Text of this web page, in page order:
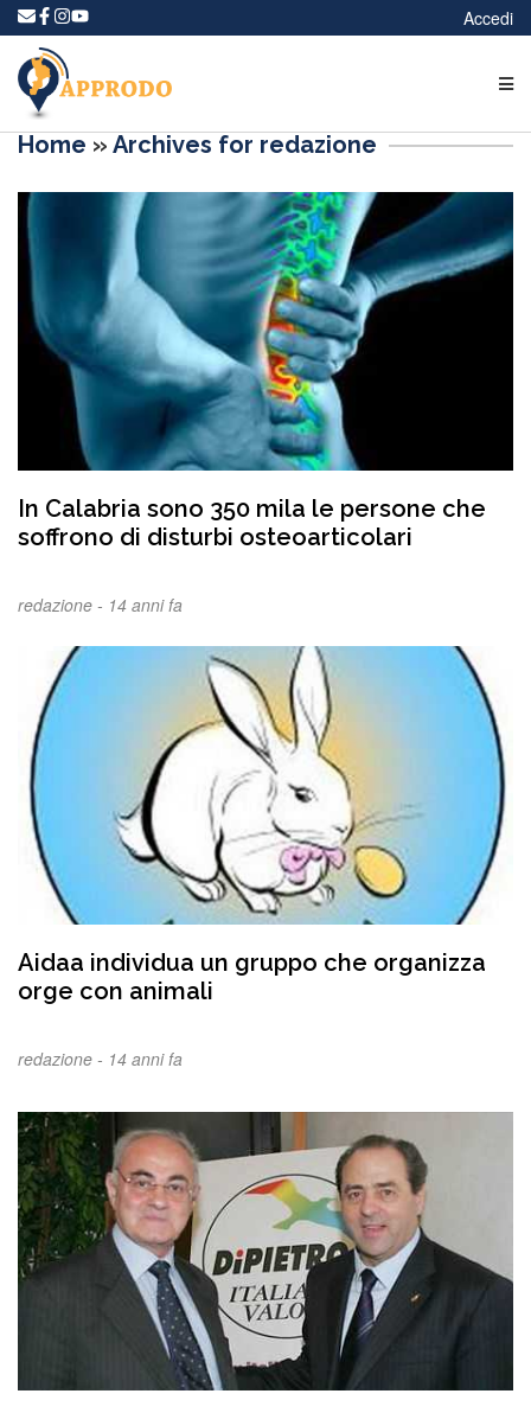
Accedi
Home » Archives for redazione
In Calabria sono 350 mila le persone che
soffrono di disturbi osteoarticolari
redazione - 14 anni fa
Aidaa individua un gruppo che organizza
orge con animali
redazione - 14 anni fa